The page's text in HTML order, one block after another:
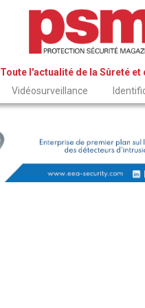
Toute l'actualité de la Sûreté et
Vidéosurveillance